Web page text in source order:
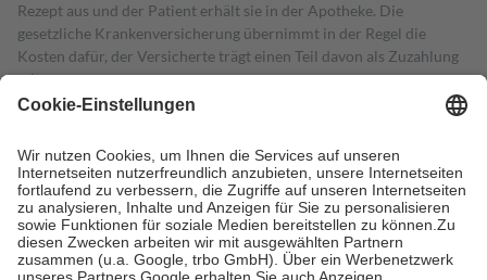
Rezept aus und der Patient erhält sie in der Apotheke. Die
gesetzliche Krankenversicherung übernimmt in der Regel die
Kosten dafür, der Versicherte trägt einen Teil davon als Zuzahlung
mit.
Grundsätzlich leisten Mitglieder Zuzahlungen in Höhe von zehn
höchstens zehn Euro.
Es sind jedoch nie mehr als die tatsächlichen
Kosten der Leistung zu entrichten.
Diese Regeln gelten grundsätzlich auch für Online-Apotheken.
Bei Heilmitteln und häuslicher Krankenpflege beträgt die
Zuzahlung zehn Prozent der Kosten sowie zehn Euro je
Verordnung.